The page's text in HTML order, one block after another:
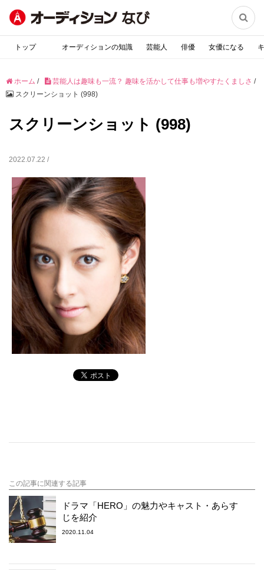

トップ オーディションの知識 芸能人 俳優 女優になる
ホーム / 芸能人は趣味も一流？ 趣味を活かして仕事も増やすたくましさ /
スクリーンショット (998)
スクリーンショット (998)
2022.07.22 /
この記事に関連する記事
ドラマ「HERO」の魅力やキャスト・あらす
じを紹介
2020.11.04